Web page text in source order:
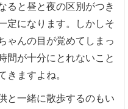
ると昼と夜の区別がつき
定になります。しかしそ
ゃんの目が覚めてしまっ
間が十分にとれないこと
きますよね。
と一緒に散歩するのもい